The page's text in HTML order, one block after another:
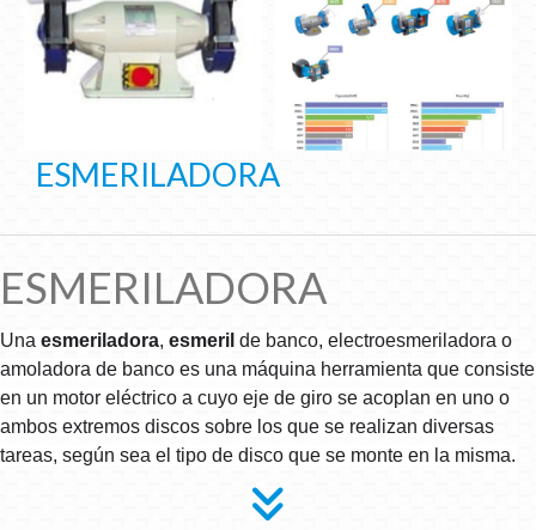
ESMERILADORA
ESMERILADORA
Una esmeriladora, esmeril de banco, electroesmeriladora o
amoladora de banco es una máquina herramienta que consiste
en un motor eléctrico a cuyo eje de giro se acoplan en uno o
ambos extremos discos sobre los que se realizan diversas
tareas, según sea el tipo de disco que se monte en la misma.